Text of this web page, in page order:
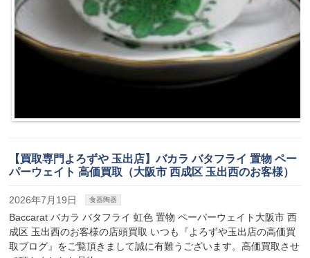
【買取専門よろずや 玉出店】バカラ バタフライ 置物 ペー
パーウェイト 高価買取（大阪市 西成区 玉出西のお客様）
2026年7月19日 食器陶器
Baccarat バカラ バタフライ 虹色 置物 ペーパーウェイト大阪市 西
成区 玉出西のお客様の店頭買取 いつも『よろずや玉出店の高価買
取ブログ』をご覧頂きまして誠に有難うございます。高価買取させ